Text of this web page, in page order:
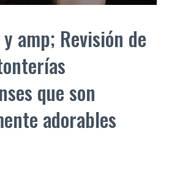
amp; Revisión de
que son
adorables